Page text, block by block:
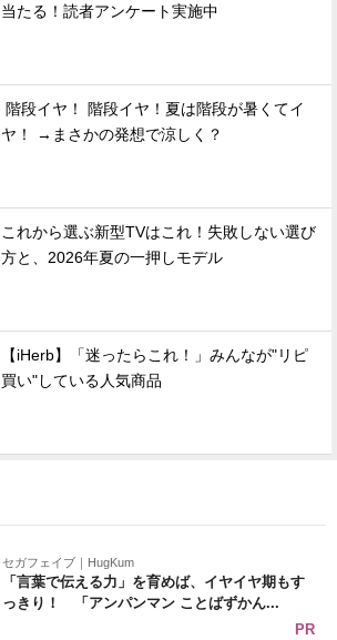
当たる！読者アンケート実施中
階段イヤ！ 階段イヤ！夏は階段が暑くてイ
ヤ！ →まさかの発想で涼しく？
これから選ぶ新型TVはこれ！失敗しない選び
方と、2026年夏の一押しモデル
【iHerb】「迷ったらこれ！」みんなが"リピ
買い"している人気商品
セガフェイブ｜HugKum
「言葉で伝える力」を育めば、イヤイヤ期もす
っきり！ 「アンパンマン ことばずかん...
PR